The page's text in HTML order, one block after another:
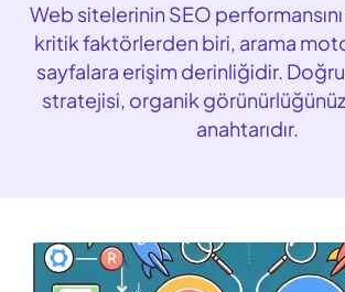
Web sitelerinin SEO
kritik faktörlerden biri, arama
sayfalara erişim derinliğidir.
stratejisi, organik
anahtarıdır.